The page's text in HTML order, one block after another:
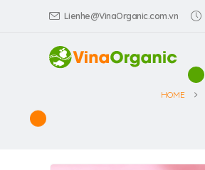
Lienhe@VinaOrganic.com.vn
HOME